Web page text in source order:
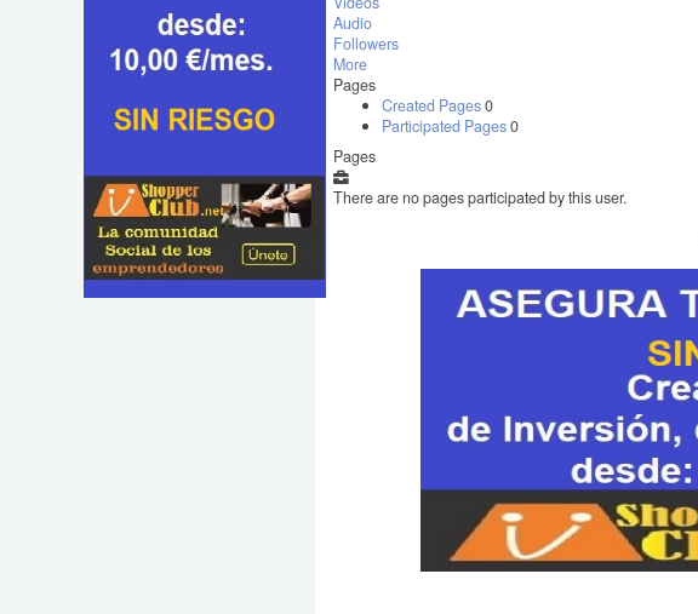
Audio
Followers
More
Pages
Created Pages0
Participated Pages0
Pages
There are no pages participated by this user.